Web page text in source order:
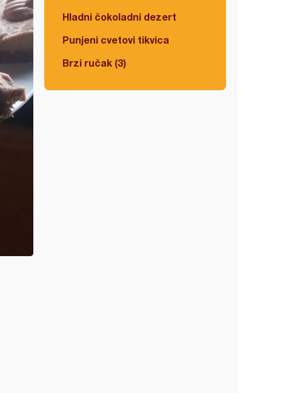
Hladni čokoladni dezert
Punjeni cvetovi tikvica
Brzi ručak (3)